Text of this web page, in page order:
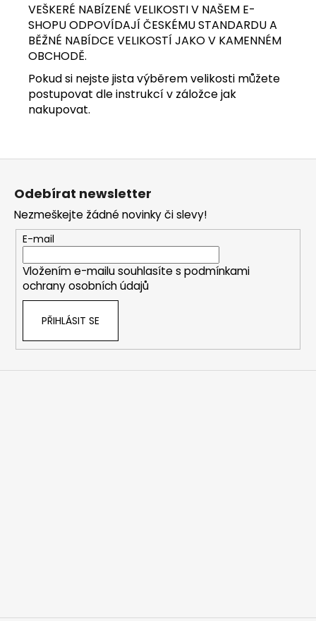
VEŠKERÉ NABÍZENÉ VELIKOSTI V NAŠEM E-
SHOPU ODPOVÍDAJÍ ČESKÉMU STANDARDU A
BĚŽNÉ NABÍDCE VELIKOSTÍ JAKO V KAMENNÉM
OBCHODĚ.
Pokud si nejste jista výběrem velikosti můžete
postupovat dle instrukcí v záložce jak
nakupovat.
Z
Odebírat newsletter
Nezmeškejte žádné novinky či slevy!
E-mail
Vložením e-mailu souhlasíte s podmínkami
ochrany osobních údajů
PŘIHLÁSIT SE